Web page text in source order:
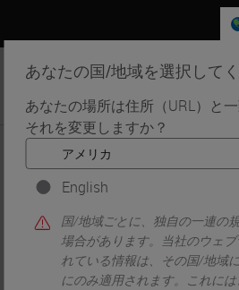
あなたの国/地域を選択して
あなたの場所は住所（URL）と
それを変更しますか？
English
国/地域ごとに、独自の一連の
場合があります。当社のウェ
れている情報は、その国/地域
にのみ適用されます。これに
ホーム • Clinical Solutions • Webinars
Webinars
Clinical Diagnostics Solutions
染色ソリューション